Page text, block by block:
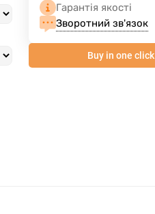
Гарантія якості
Зворотний зв'язок
Buy in one click